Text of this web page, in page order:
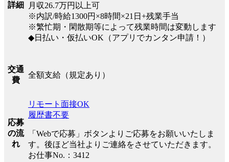
詳細
月収26.7万円以上可
※内訳/時給1300円×8時間×21日+残業手当
※繁忙期・閑散期等によって残業時間は変動します
◆日払い・仮払いOK（アプリでカンタン申請！）
交通
費
全額支給（規定あり）
応募
の流
れ
リモート面接OK
履歴書不要
「Webで応募」ボタンよりご応募をお願いいたしま
す。後ほど当社よりご連絡をさせていただきます。
お仕事No.：3412